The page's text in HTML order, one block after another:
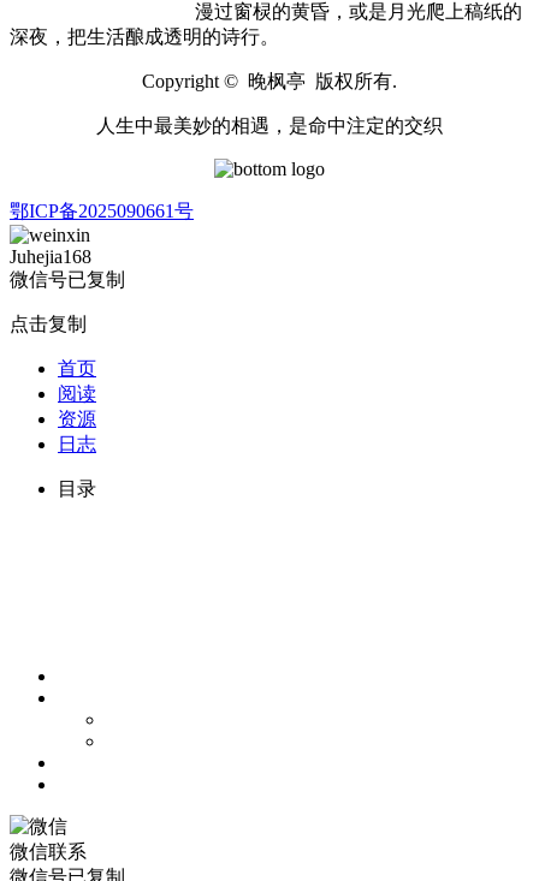
漫过窗棂的黄昏，或是月光爬上稿纸的
深夜，把生活酿成透明的诗行。
Copyright © 晚枫亭 版权所有.
人生中最美妙的相遇，是命中注定的交织
鄂ICP备2025090661号
Juhejia168
微信号已复制
点击复制
首页
阅读
资源
日志
目录
微信联系